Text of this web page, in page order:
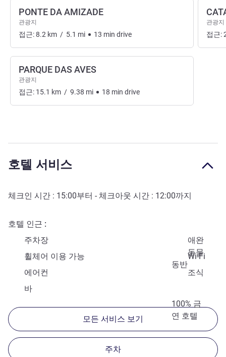
PONTE DA AMIZADE
관광지
접근:8.2 km / 5.1 mi 13 min drive
PARQUE DAS AVES
관광지
접근: 15.1 km / 9.38 mi 18 min drive
관광지
접근:
호텔 서비스
체크인 시간 : 15:00부터 - 체크아웃 시간 : 12:00까지
호텔 인근
주차장
애완
동물
동반
휠체어 이용 가능
Wi-Fi
에어컨
조식
바
100% 금
연 호텔
모든 서비스 보기
주차